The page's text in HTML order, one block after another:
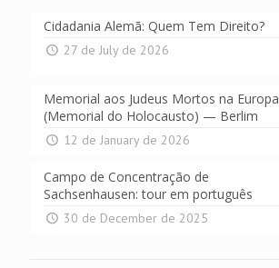
Cidadania Alemã: Quem Tem Direito?
27 de July de 2026
Memorial aos Judeus Mortos na Europa
(Memorial do Holocausto) — Berlim
12 de January de 2026
Campo de Concentração de
Sachsenhausen: tour em português
30 de December de 2025